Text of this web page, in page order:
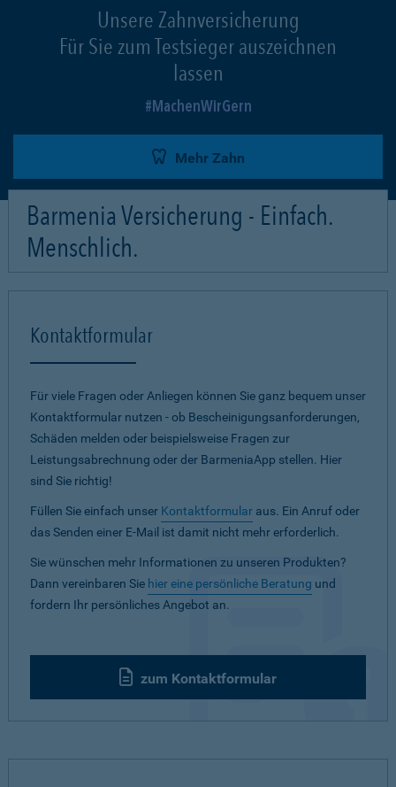
Unsere Zahnversicherung
Für Sie zum Testsieger auszeichnen
lassen
MachenWirGern
Mehr Zahn
Barmenia Versicherung - Einfach.
Menschlich.
Kontaktformular
Für viele Fragen oder Anliegen können Sie ganz bequem unser
Kontaktformular nutzen - ob Bescheinigungsanforderungen,
Schäden melden oder beispielsweise Fragen zur
Leistungsabrechnung oder der BarmeniaApp stellen. Hier
sind Sie richtig!
Füllen Sie einfach unser Kontaktformular aus. Ein Anruf oder
das Senden einer E-Mail ist damit nicht mehr erforderlich.
Sie wünschen mehr Informationen zu unseren Produkten?
Dann vereinbaren Sie hier eine persönliche Beratung und
fordern Ihr persönliches Angebot an.
zum Kontaktformular